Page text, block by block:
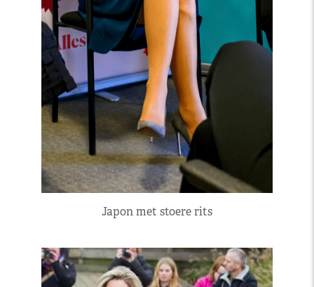
Japon met stoere rits